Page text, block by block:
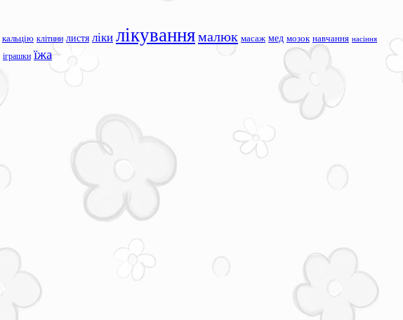
кальцію клітини листя ліки лікуваннямалюк масаж мед мозок навчання насіння
іграшки їжа